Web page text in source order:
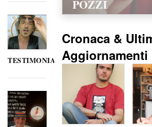
TESTIMONIANZE
POZZI
Cronaca &
Aggiornamenti